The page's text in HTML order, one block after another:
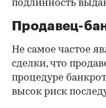
подлинность
Продавец-
Не самое частое
сделки, что
процедуре
высок риск